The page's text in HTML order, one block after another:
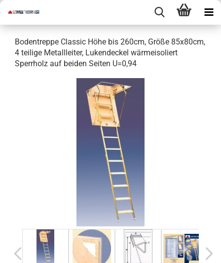
Bodentreppe Classic Höhe bis 260cm, Größe 85x80cm,
4 teilige Metallleiter, Lukendeckel wärmeisoliert
Sperrholz auf beiden Seiten U=0,94